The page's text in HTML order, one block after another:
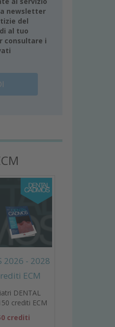
newsletter
del
al tuo
consultare i
2026 - 2028
ECM
DENTAL
crediti ECM
crediti